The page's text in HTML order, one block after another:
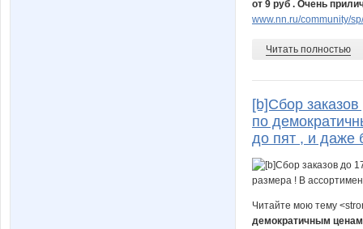
от 9 руб . Очень
www.nn.ru/community/
Читать полностью
[b]Сбор
по
до пят , и даже
Читайте мою тему
демократичным